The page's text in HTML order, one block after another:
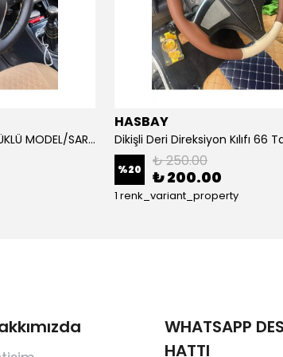
DAMARLI DERİ/ SARI YÜZÜKLÜ MODEL/SARI DİKİŞLİ/HIZLI KARGO
HASBAY
%20 ₺ 250.00
₺ 200.00
1 renk_variant_property
WHATSAPP
HATTI